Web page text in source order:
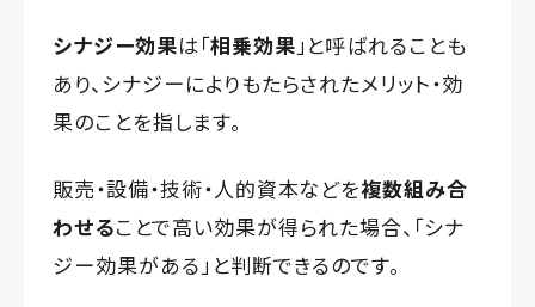
シナジー効果は「相乗効果」と呼ばれることも
あり、シナジーによりもたらされたメリット・効
果のことを指します。
販売・設備・技術・人的資本などを複数組み合
わせることで高い効果が得られた場合、「シナ
ジー効果がある」と判断できるのです。